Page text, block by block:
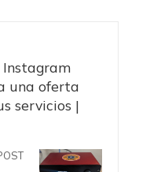
Instagram
una oferta
servicios |